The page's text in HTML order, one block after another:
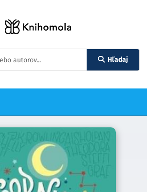
Hľadaj